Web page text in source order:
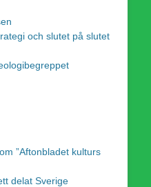
och slutet på slutet
”Aftonbladet kulturs
delat Sverige